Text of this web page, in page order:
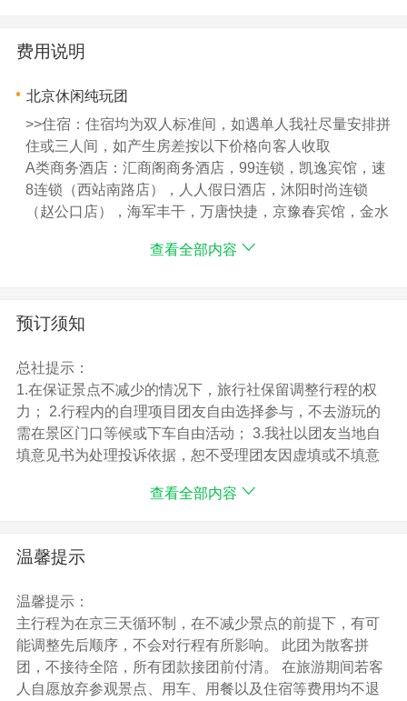
费用说明
北京休闲纯玩团
>>住宿：住宿均为双人标准间，如遇单人我社尽量安排拼
住或三人间，如产生房差按以下价格向客人收取
A类商务酒店：汇商阁商务酒店，99连锁，凯逸宾馆，速
8连锁（西站南路店），人人假日酒店，沐阳时尚连锁
（赵公口店），海军丰干，万唐快捷，京豫春宾馆，金水
务酒店，逸品快捷，锡林快捷，苹果快捷，沃太饭店或同
店，正阳悦嘉，弘历苑，徽都大酒店，中青旅山水时尚前
房基大厦，冠京饭店，文韬蓝天，丽时假日酒店或同级酒
店
C类超豪华酒店：翔达国际商务酒店，鸿坤大酒店，培新
宾馆，中裕世纪大酒店或同级酒店
>>用餐：全程含3个早餐（由于部分酒店早餐时间较晚，
游旺季，早餐以打包为主，早餐不吃不退）及3个正餐
餐，则餐费不退）
岭长城、天坛公园首道、颐和园首道门票，此团为北京休
闲纯玩旅游的最佳选择。
>>保险：含旅行社责任险、人身意外险(T3报名赠送人身
意外保险)。4-20日游：4DD保费4元 总保额140000元
>>用车：空调用车，车型根据此团游客人数而定，保证每
查看全部内容
预订须知
总社提示：
1.在保证景点不减少的情况下，旅行社保留调整行程的权
力； 2.行程内的自理项目团友自由选择参与，不去游玩的
需在景区门口等候或下车自由活动； 3.我社以团友当地自
填意见书为处理投诉依据，恕不受理团友因虚填或不填意
产生的后续争议，敬请谅解，如有问题请在京期间通知于
后顺序，如因旅游期间政策性因素导致某些景点无法正常
游览，门票由导游按旅行社折扣价现退客人。
查看全部内容
温馨提示
温馨提示：
主行程为在京三天循环制，在不减少景点的前提下，有可
能调整先后顺序，不会对行程有所影响。 此团为散客拼
团，不接待全陪，所有团款接团前付清。 在旅游期间若客
人自愿放弃参观景点、用车、用餐以及住宿等费用均不退